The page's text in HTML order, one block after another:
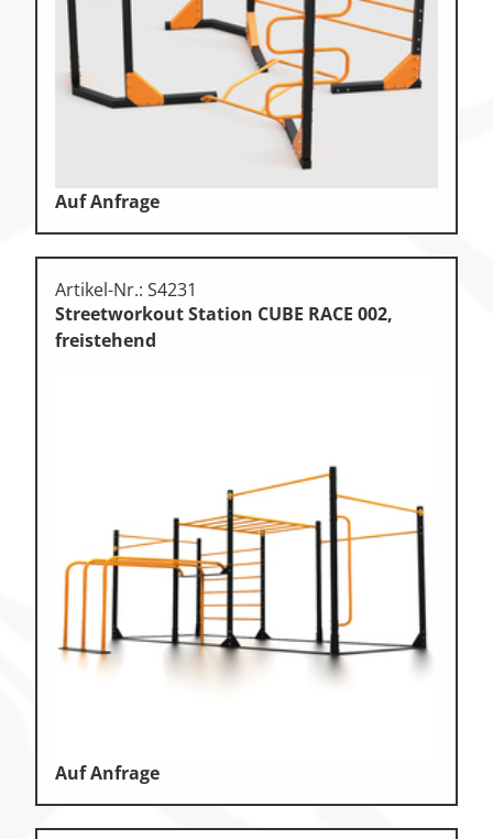
Auf Anfrage
Artikel-Nr.: S4231
Streetworkout Station CUBE RACE 002,
freistehend
Auf Anfrage